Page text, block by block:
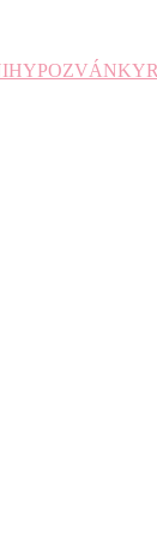
POZVÁNKY